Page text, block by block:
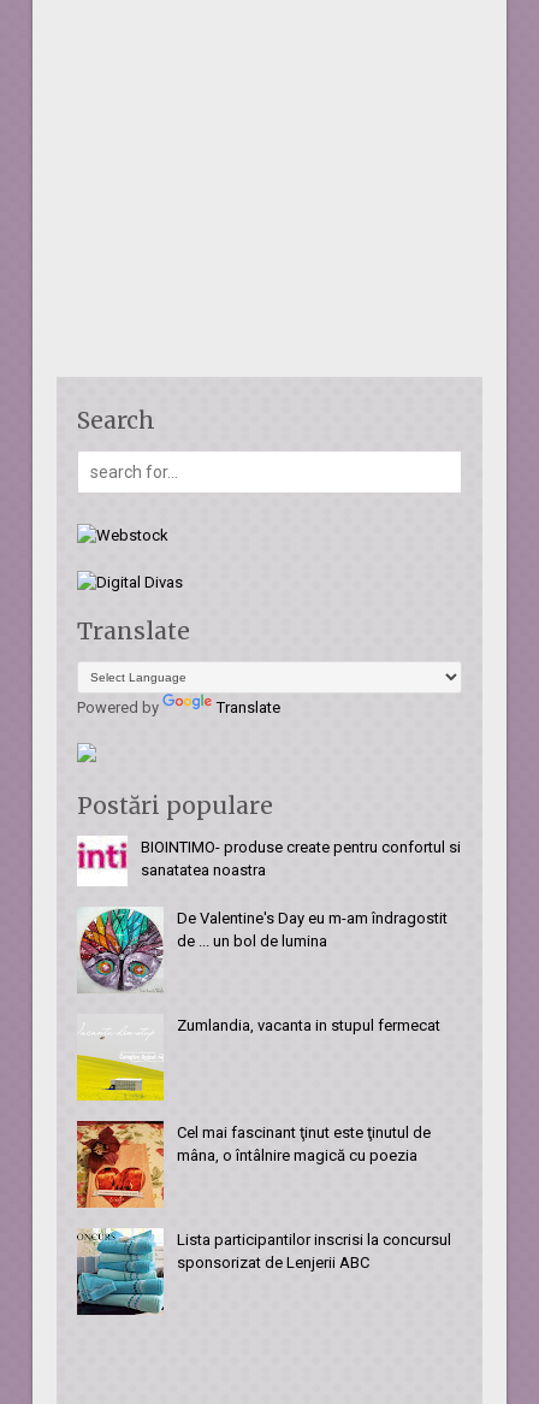
Search
Translate
Powered by Translate
Postări populare
BIOINTIMO- produse create pentru confortul si
sanatatea noastra
De Valentine's Day eu m-am îndragostit
de ... un bol de lumina
Zumlandia, vacanta in stupul fermecat
Cel mai fascinant ţinut este ţinutul de
mâna, o întâlnire magică cu poezia
Lista participantilor inscrisi la concursul
sponsorizat de Lenjerii ABC